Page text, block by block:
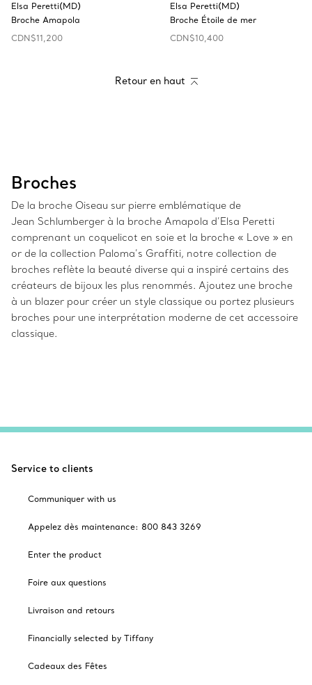
Elsa Peretti(MD)
Broche Amapola
CDN$11,200
Elsa Peretti(MD)
Broche Étoile de mer
CDN$10,400
Retour en haut
Broches
De la broche Oiseau sur pierre emblématique de
Jean Schlumberger à la broche Amapola d’Elsa Peretti
comprenant un coquelicot en soie et la broche « Love » en
or de la collection Paloma’s Graffiti, notre collection de
broches reflète la beauté diverse qui a inspiré certains des
créateurs de bijoux les plus renommés. Ajoutez une broche
à un blazer pour créer un style classique ou portez plusieurs
broches pour une interprétation moderne de cet accessoire
classique.
Service to clients
Communiquer with us
Appelez dès maintenance: 800 843 3269
Enter the product
Foire aux questions
Livraison and retours
Financially selected by Tiffany
Cadeaux des Fêtes